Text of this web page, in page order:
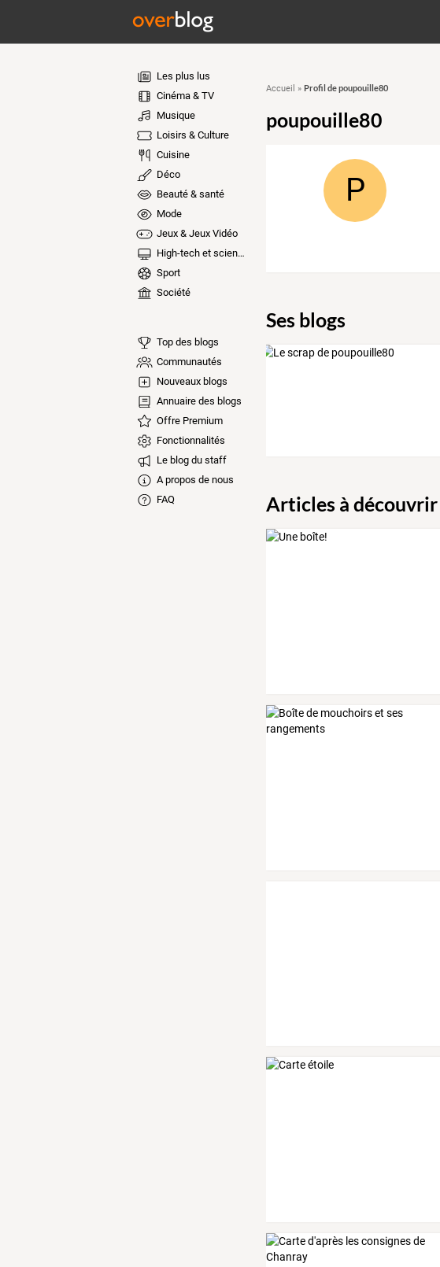
Les plus lus
Cinéma & TV
Musique
Loisirs & Culture
Cuisine
Déco
Beauté & santé
Mode
Jeux & Jeux Vidéo
High-tech et sciences
Sport
Société
Top des blogs
Communautés
Nouveaux blogs
Annuaire des blogs
Offre Premium
Fonctionnalités
Le blog du staff
A propos de nous
FAQ
Accueil » Profil de poupouille80
poupouille80
P
Ses blogs
Articles à découvrir